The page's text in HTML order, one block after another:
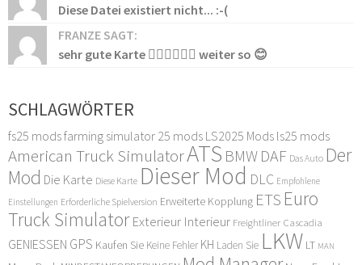
Diese Datei existiert nicht... :-(
FRANZE SAGT:
sehr gute Karte 👍🏻👍🏻👍🏻 weiter so 😊
SCHLAGWÖRTER
fs25 modsfarming simulator 25 mods LS2025 Mods ls25 mods
American Truck SimulatorATS BMW DAF Das Auto Der
Mod Die Karte Diese Karte Dieser Mod DLC Empfohlene
Einstellungen Erforderliche Spielversion Erweiterte Kopplung ETS Euro
Truck Simulator Exterieur Interieur Freightliner Cascadia
GENIESSEN GPS Kaufen Sie Keine Fehler KH Laden Sie LKW LT MAN